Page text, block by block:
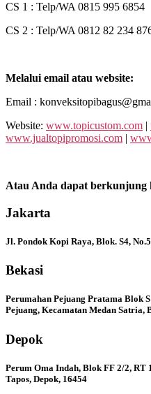
CS 1 : Telp/WA 0815 995 6854
CS 2 : Telp/WA 0812 82 234
Melalui email atau website:
Email :
Website: www.topicustom.com |
www.jualtopipromosi.com |
Atau Anda dapat berkunjung
Jakarta
Jl. Pondok Kopi Raya, Blok. S4,
Bekasi
Perumahan Pejuang Pratama Blok
Pejuang, Kecamatan Medan Satria,
Depok
Perum Oma Indah, Blok FF 2/2, RT
Tapos, Depok, 16454